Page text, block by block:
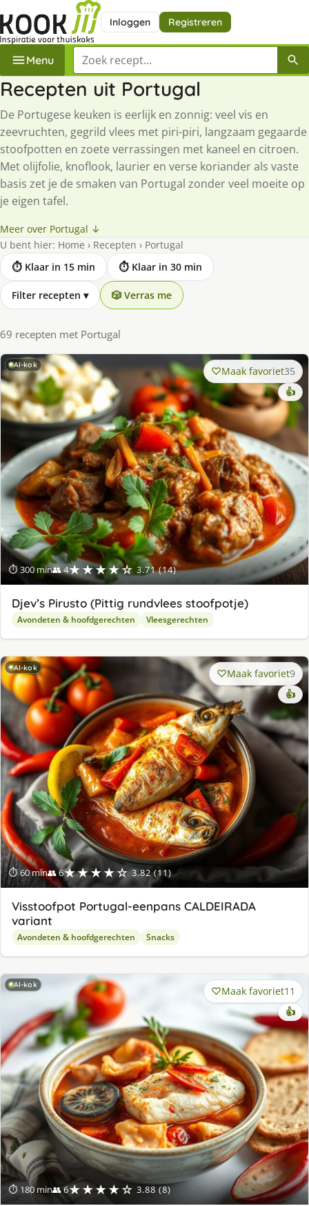
Inloggen Registreren
Menu Zoek een recept
Recepten uit Portugal
De Portugese keuken is eerlijk en zonnig: veel vis en
zeevruchten, gegrild vlees met piri-piri, langzaam gegaarde
stoofpotten en zoete verrassingen met kaneel en citroen.
Met olijfolie, knoflook, laurier en verse koriander als vaste
basis zet je de smaken van Portugal zonder veel moeite op
je eigen tafel.
Meer over Portugal ↓
U bent hier: Home › Recepten › Portugal
⏱ Klaar in 15 min
⏱ Klaar in 30 min
Filter recepten ▾ 🎲 Verras me
69 recepten met Portugal
AI-kok
⏱ 300 min👥 4★★★★☆ 3.71 (14)
Maak favoriet35
👍
Djev’s Pirusto (Pittig rundvlees stoofpotje)
Avondeten & hoofdgerechten Vleesgerechten
AI-kok
⏱ 60 min👥 6★★★★☆ 3.82 (11)
Maak favoriet9
👍
Visstoofpot Portugal-eenpans CALDEIRADA
variant
Avondeten & hoofdgerechten Snacks
AI-kok
⏱ 180 min👥 6★★★★☆ 3.88 (8)
Maak favoriet11
👍